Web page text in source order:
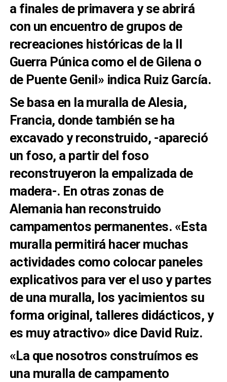
a finales de primavera y se abrirá
con un encuentro de grupos de
recreaciones históricas de la II
Guerra Púnica como el de Gilena o
de Puente Genil» indica Ruiz García.
Se basa en la muralla de Alesia,
Francia, donde también se ha
excavado y reconstruido, -apareció
un foso, a partir del foso
reconstruyeron la empalizada de
madera-. En otras zonas de
Alemania han reconstruido
campamentos permanentes. «Esta
muralla permitirá hacer muchas
actividades como colocar paneles
explicativos para ver el uso y partes
de una muralla, los yacimientos su
forma original, talleres didácticos, y
es muy atractivo» dice David Ruiz.
«La que nosotros construímos es
una muralla de campamento